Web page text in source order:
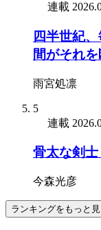
連載
四半世紀
間がそれ
雨宮処凛
5
連載
骨太な剣
今森光彦
ランキングをもっと